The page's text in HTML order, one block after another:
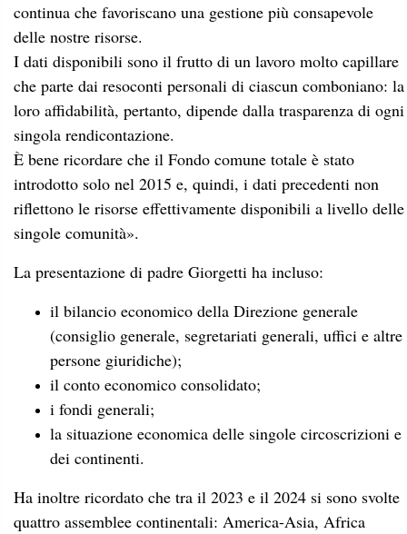
continua che favoriscano una gestione più consapevole
delle nostre risorse.
I dati disponibili sono il frutto di un lavoro molto capillare
che parte dai resoconti personali di ciascun comboniano: la
loro affidabilità, pertanto, dipende dalla trasparenza di ogni
singola rendicontazione.
È bene ricordare che il Fondo comune totale è stato
introdotto solo nel 2015 e, quindi, i dati precedenti non
riflettono le risorse effettivamente disponibili a livello delle
singole comunità».
La presentazione di padre Giorgetti ha incluso:
il bilancio economico della Direzione generale
(consiglio generale, segretariati generali, uffici e altre
persone giuridiche);
il conto economico consolidato;
i fondi generali;
la situazione economica delle singole circoscrizioni e
dei continenti.
Ha inoltre ricordato che tra il 2023 e il 2024 si sono svolte
quattro assemblee continentali: America-Asia, Africa